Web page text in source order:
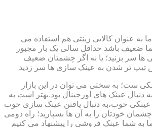
به عنوان کالایی زینتی هم استفاده می
ضعیف باشد حداقل سالی یک بار مجبور
سر بزنید؛ یا نه اگر چشمتان ضعیف
تیپ تر شدن به عینک سازی ها سر زدید
ست؛ به سختی می توان در این بازار
عینک های اورجینال بود.بهتر است به
عینکی خوب،به دنبال یافتن عینک سازی خوب
چشمان خودتان را به آن ها بسپارید؛ راه دومی
به شما عینک فروشی را پیشنهاد می کنیم